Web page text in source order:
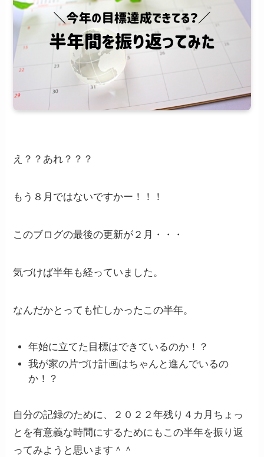
え？？あれ？？？
もう８月ではないですかー！！！
このブログの最後の更新が２月・・・
気づけば半年も経っていました。
なんだかとっても忙しかったこの半年。
年始に立てた目標はできているのか！？
我が家の片づけ計画はちゃんと進んでいるの
か！？
自分の記録のために、２０２２年残り４カ月ちょっ
とを有意義な時間にするためにもこの半年を振り返
ってみようと思います＾＾